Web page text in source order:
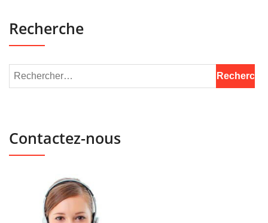
Recherche
Contactez-nous